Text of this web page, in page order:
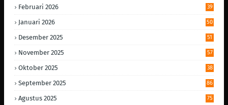
Februari 2026 39
Januari 2026 50
Desember 2025 51
November 2025 57
Oktober 2025 38
September 2025 86
Agustus 2025 75